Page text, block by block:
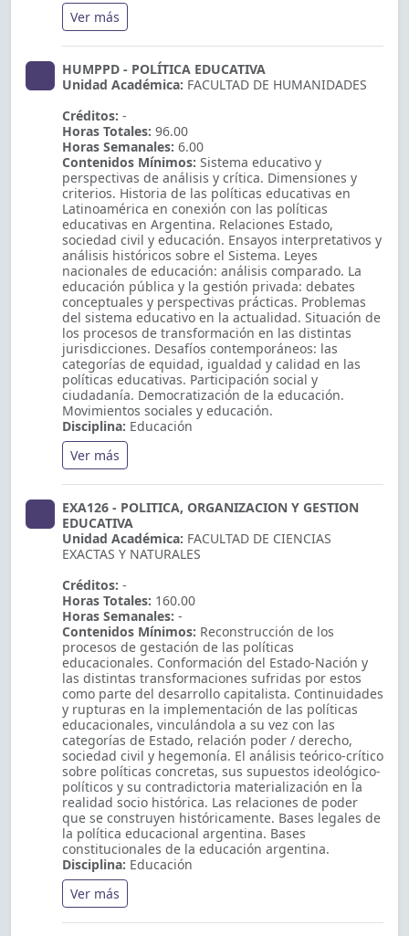
Ver más
HUMPPD - POLÍTICA EDUCATIVA
Unidad Académica: FACULTAD DE HUMANIDADES
Créditos: -
Horas Totales: 96.00
Horas Semanales: 6.00
Contenidos Mínimos: Sistema educativo y
perspectivas de análisis y crítica. Dimensiones y
criterios. Historia de las políticas educativas en
Latinoamérica en conexión con las políticas
educativas en Argentina. Relaciones Estado,
sociedad civil y educación. Ensayos interpretativos y
análisis históricos sobre el Sistema. Leyes
nacionales de educación: análisis comparado. La
educación pública y la gestión privada: debates
conceptuales y perspectivas prácticas. Problemas
del sistema educativo en la actualidad. Situación de
los procesos de transformación en las distintas
jurisdicciones. Desafíos contemporáneos: las
categorías de equidad, igualdad y calidad en las
políticas educativas. Participación social y
ciudadanía. Democratización de la educación.
Movimientos sociales y educación.
Disciplina: Educación
Ver más
EXA126 - POLITICA, ORGANIZACION Y GESTION
EDUCATIVA
Unidad Académica: FACULTAD DE CIENCIAS
EXACTAS Y NATURALES
Créditos: -
Horas Totales: 160.00
Horas Semanales: -
Contenidos Mínimos: Reconstrucción de los
procesos de gestación de las políticas
educacionales. Conformación del Estado-Nación y
las distintas transformaciones sufridas por estos
como parte del desarrollo capitalista. Continuidades
y rupturas en la implementación de las políticas
educacionales, vinculándola a su vez con las
categorías de Estado, relación poder / derecho,
sociedad civil y hegemonía. El análisis teórico-crítico
sobre políticas concretas, sus supuestos ideológico-
políticos y su contradictoria materialización en la
realidad socio­ histórica. Las relaciones de poder
que se construyen históricamente. Bases legales de
la política educacional argentina. Bases
constitucionales de la educación argentina.
Disciplina: Educación
Ver más